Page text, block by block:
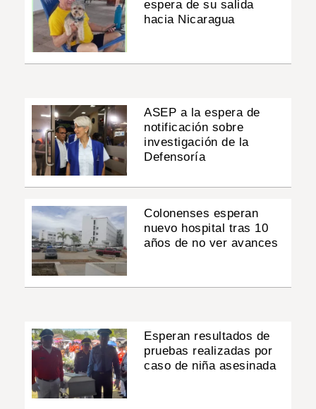
espera de su salida
hacia Nicaragua
ASEP a la espera de
notificación sobre
investigación de la
Defensoría
Colonenses esperan
nuevo hospital tras 10
años de no ver avances
Esperan resultados de
pruebas realizadas por
caso de niña asesinada